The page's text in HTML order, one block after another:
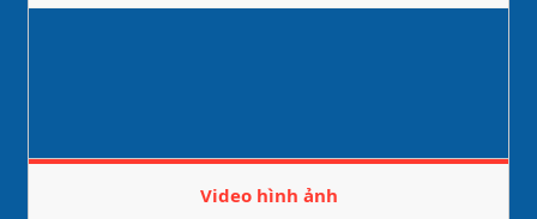
Video hình ảnh